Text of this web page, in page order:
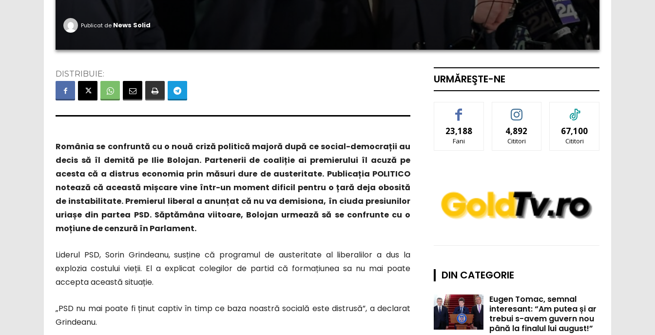
Publicat de News Solid
DISTRIBUIE:
România se confruntă cu o nouă criză politică majoră după ce social-democrații au
decis să îl demită pe Ilie Bolojan. Partenerii de coaliție ai premierului îl acuză pe
acesta că a distrus economia prin măsuri dure de austeritate. Publicația POLITICO
notează că această mișcare vine într-un moment dificil pentru o țară deja obosită
de instabilitate. Premierul liberal a anunțat că nu va demisiona, în ciuda presiunilor
uriașe din partea PSD. Săptămâna viitoare, Bolojan urmează să se confrunte cu o
moțiune de cenzură în Parlament.
Liderul PSD, Sorin Grindeanu, susține că programul de austeritate al liberalilor a dus la
explozia costului vieții. El a explicat colegilor de partid că formațiunea sa nu mai poate
accepta această situație.
„PSD nu mai poate fi ținut captiv în timp ce baza noastră socială este distrusă”, a declarat
Grindeanu.
URMĂREŞTE-NE
23,188
Fani
4,892
Cititori
67,100
Cititori
DIN CATEGORIE
Eugen Tomac, semnal
interesant: “Am putea și ar
trebui s-avem guvern nou
până la finalul lui august!”